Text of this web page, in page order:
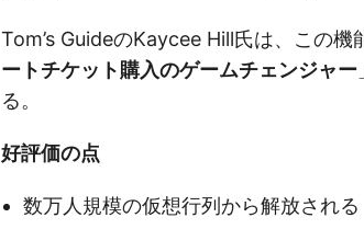
Tom’s GuideのKaycee Hill氏は、この機
ートチケット購入のゲームチェンジャー
る。
好評価の点
数万人規模の仮想行列から解放される